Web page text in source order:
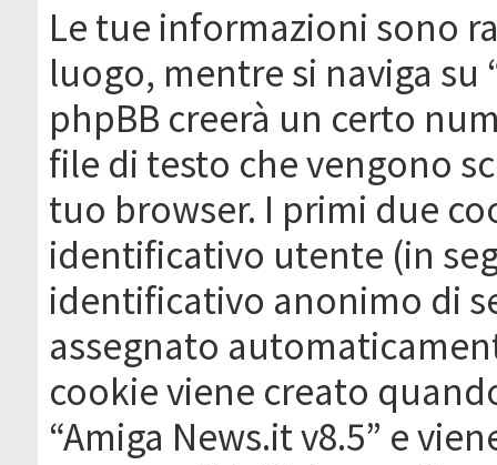
Le tue informazioni sono
luogo, mentre si naviga su
phpBB creerà un certo
file di testo che vengono
tuo browser. I primi due
identificativo utente (in
identificativo anonimo di
assegnato
cookie viene creato
“Amiga News.it v8.5” e